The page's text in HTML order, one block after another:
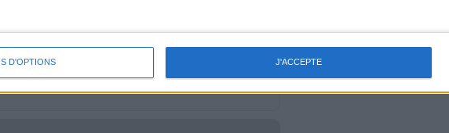
D'OPTIONS J'ACCEPTE
2025
02/07/2025